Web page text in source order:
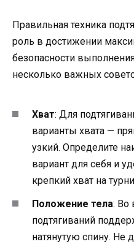
Правильная техника
роль в достижении
безопасности
несколько важных
Хват: Для
варианты хвата —
узкий. Определите
вариант для себя и
крепкий хват на
Положение тела: Во
подтягиваний
натянутую спину. Не